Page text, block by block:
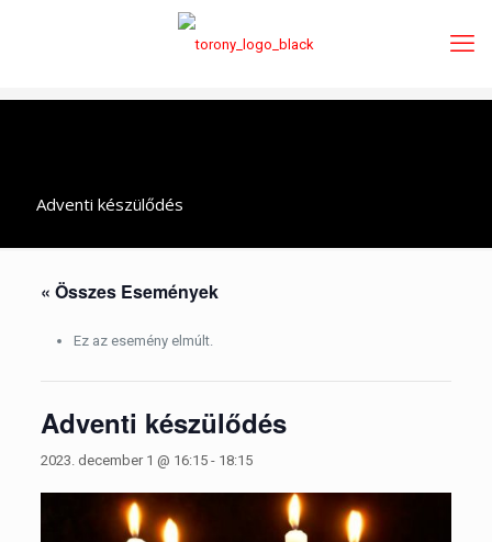
Adventi készülődés
« Összes Események
Ez az esemény elmúlt.
Adventi készülődés
2023. december 1 @ 16:15- 18:15